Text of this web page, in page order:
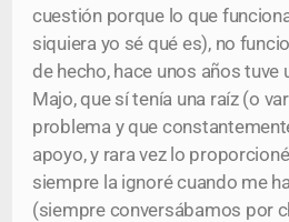
cuestión porque lo que
siquiera yo sé qué es), no
de hecho, hace unos años tuve
Majo, que sí tenía una raíz (o
problema y que
apoyo, y rara vez lo
siempre la ignoré cuando me
(siempre conversábamos por